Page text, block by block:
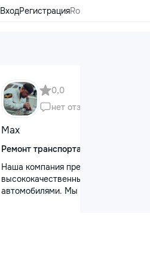
ВходРегистрацияRo
0,0
нет отзывов
Max
Ремонт транспорта
Наша компания предлагает
высококачественный уход за
автомобилями. Мы предоставляем